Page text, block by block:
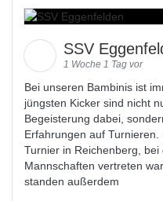
SSV
1 Woche 1 Tag vor
Bei unseren Bambinis ist
jüngsten Kicker sind nicht
Begeisterung dabei,
Erfahrungen auf
Turnier in Reichenberg,
Mannschaften vertreten
standen außerdem